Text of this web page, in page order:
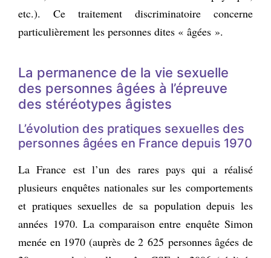
etc.). Ce traitement discriminatoire concerne
particulièrement les personnes dites « âgées ».
La permanence de la vie sexuelle
des personnes âgées à l’épreuve
des stéréotypes âgistes
L’évolution des pratiques sexuelles des
personnes âgées en France depuis 1970
La France est l’un des rares pays qui a réalisé
plusieurs enquêtes nationales sur les comportements
et pratiques sexuelles de sa population depuis les
années 1970. La comparaison entre enquête Simon
menée en 1970 (auprès de 2 625 personnes âgées de